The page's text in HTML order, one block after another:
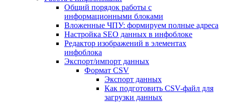
Общий порядок работы с
информационными блоками
Вложенные ЧПУ: формируем полные адреса
Настройка SEO данных в инфоблоке
Редактор изображений в элементах
инфоблока
Экспорт/импорт данных
Формат CSV
Экспорт данных
Как подготовить CSV-файл для
загрузки данных